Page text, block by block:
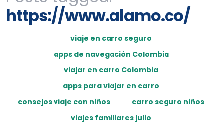
https://www.alamo.co/
viaje en carro seguro
apps de navegación Colombia
viajar en carro Colombia
apps para viajar en carro
consejos viaje con niños
carro seguro niños
viajes familiares julio